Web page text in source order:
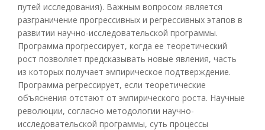
путей исследования). Важным вопросом является
разграничение прогрессивных и регрессивных этапов в
развитии научно-исследовательской программы.
Программа прогрессирует, когда ее теоретический
рост позволяет предсказывать новые явления, часть
из которых получает эмпирическое подтверждение.
Программа регрессирует, если теоретические
объяснения отстают от эмпирического роста. Научные
революции, согласно методологии научно-
исследовательской программы, суть процессы